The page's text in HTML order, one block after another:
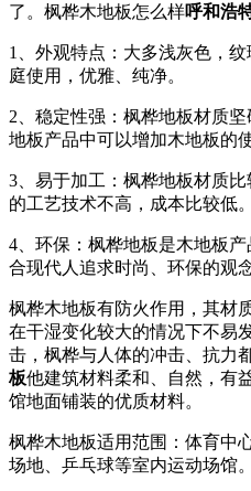
了。枫桦木地板怎么样呼和浩
1、外观特点：大多浅灰色，
庭使用，优雅、纯净。
2、稳定性强：枫桦地板材质
地板产品中可以增加木地板的
3、易于加工：枫桦地板材质
的工艺技术不高，成本比较低。
4、环保：枫桦地板是木地板
合现代人追求时尚、环保的观念
枫桦木地板有防火作用，其材
在干湿变化较大的情况下不易
击，枫桦与人体的冲击、抗力
板他建筑材料柔和、自然，有
馆地面铺装的优质材料。
枫桦木地板适用范围：体育中
场地、乒乓球等室内运动场馆。